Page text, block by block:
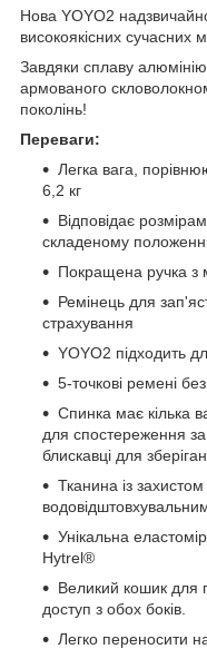
Нова YOYO2
високоякісних сучасних
Завдяки сплаву
армованого
поколінь!
Переваги:
Легка вага,
6,2 кг
Відповідає
складеному
Покращена ручка з
Ремінець для
страхування
YOYO2 підходить
5-точкові ремені
Спинка має кілька
для спостереження
блискавці для
Тканина із
Унікальна
Hytrel®
Великий кошик для
доступ з обох боків.
Легко переносити